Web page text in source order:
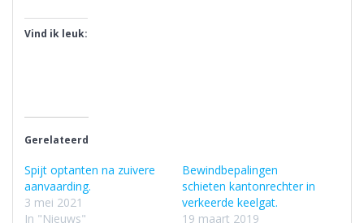
Vind ik leuk:
Gerelateerd
Spijt optanten na zuivere
aanvaarding.
3 mei 2021
In "Nieuws"
Bewindbepalingen
schieten kantonrechter in
verkeerde keelgat.
19 maart 2019